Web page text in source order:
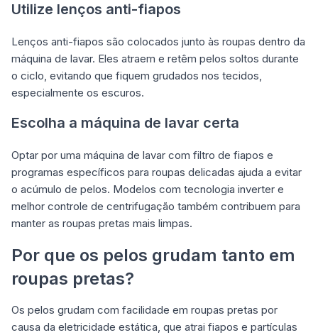
Utilize lenços anti-fiapos
Lenços anti-fiapos são colocados junto às roupas dentro da
máquina de lavar. Eles atraem e retêm pelos soltos durante
o ciclo, evitando que fiquem grudados nos tecidos,
especialmente os escuros.
Escolha a máquina de lavar certa
Optar por uma máquina de lavar com filtro de fiapos e
programas específicos para roupas delicadas ajuda a evitar
o acúmulo de pelos. Modelos com tecnologia inverter e
melhor controle de centrifugação também contribuem para
manter as roupas pretas mais limpas.
Por que os pelos grudam tanto em
roupas pretas?
Os pelos grudam com facilidade em roupas pretas por
causa da eletricidade estática, que atrai fiapos e partículas